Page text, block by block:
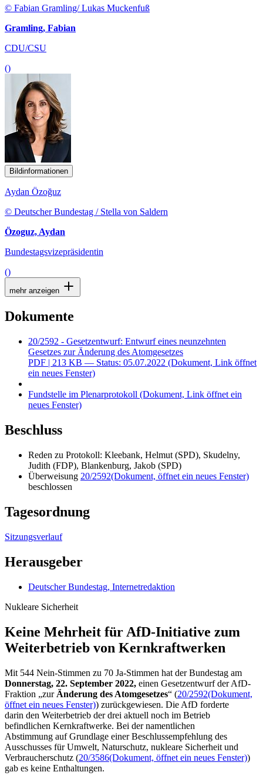
© Fabian Gramling/ Lukas Muckenfuß
Gramling, Fabian
CDU/CSU
()
Bildinformationen
Aydan Özoğuz
© Deutscher Bundestag / Stella von Saldern
Özoguz, Aydan
Bundestagsvizepräsidentin
()
mehr anzeigen
Dokumente
20/2592 - Gesetzentwurf: Entwurf eines neunzehnten
Gesetzes zur Änderung des Atomgesetzes
PDF | 213 KB — Status: 05.07.2022 (Dokument, Link öffnet
ein neues Fenster)
Fundstelle im Plenarprotokoll (Dokument, Link öffnet ein
neues Fenster)
Beschluss
Reden zu Protokoll: Kleebank, Helmut (SPD), Skudelny,
Judith (FDP), Blankenburg, Jakob (SPD)
Überweisung 20/2592(Dokument, öffnet ein neues Fenster)
beschlossen
Tagesordnung
Sitzungsverlauf
Herausgeber
Deutscher Bundestag, Internetredaktion
Nukleare Sicherheit
Keine Mehrheit für AfD-Initiative zum
Weiterbetrieb von Kernkraftwerken
Mit 544 Nein-Stimmen zu 70 Ja-Stimmen hat der Bundestag am
Donnerstag, 22. September 2022, einen Gesetzentwurf der AfD-
Fraktion „zur Änderung des Atomgesetzes“ (20/2592(Dokument,
öffnet ein neues Fenster)) zurückgewiesen. Die AfD forderte
darin den Weiterbetrieb der drei aktuell noch im Betrieb
befindlichen Kernkraftwerke. Bei der namentlichen
Abstimmung auf Grundlage einer Beschlussempfehlung des
Ausschusses für Umwelt, Naturschutz, nukleare Sicherheit und
Verbraucherschutz (20/3586(Dokument, öffnet ein neues Fenster))
gab es keine Enthaltungen.